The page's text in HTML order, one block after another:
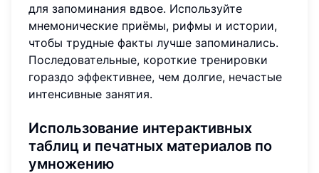
для запоминания вдвое. Используйте
мнемонические приёмы, рифмы и истории,
чтобы трудные факты лучше запоминались.
Последовательные, короткие тренировки
гораздо эффективнее, чем долгие, нечастые
интенсивные занятия.
Использование интерактивных
таблиц и печатных материалов по
умножению